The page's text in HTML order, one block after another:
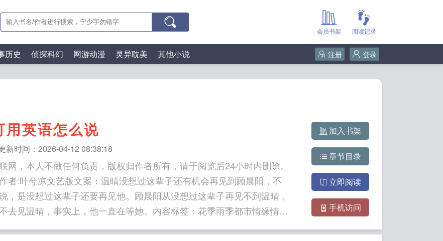
阅读记录
会员书架
历史 侦探科幻 网游动漫 灵异耽美 其他小说 登录
注册
用英语怎么说
新时间：2026-04-12 08:38:18
网，本人不做任何负责，版权归作者所有，请于阅览后24小时内删除。
者:叶兮凉文艺版文案：温晴没想过这辈子还有机会再见到顾晨阳，不
，是没想过这辈子还要再见他。顾晨阳从没想过这辈子再见不到温晴，
去见温晴，事实上，他一直在等她。内容标签：花季雨季都市情缘情有
加入书架
章节目录
立即阅读
手机访问